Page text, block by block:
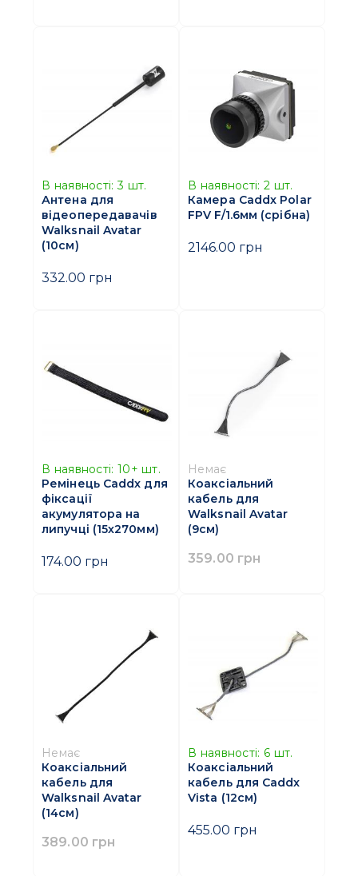
В наявності: 3 шт.
Антена для
відеопередавачів
Walksnail Avatar
(10см)
332.00 грн
В наявності: 2 шт.
Камера Caddx Polar
FPV F/1.6мм (срібна)
2146.00 грн
В наявності: 10+ шт.
Ремінець Caddx для
фіксації
акумулятора на
липучці (15х270мм)
174.00 грн
Немає
Коаксіальний
кабель для
Walksnail Avatar
(9см)
359.00 грн
Немає
Коаксіальний
кабель для
Walksnail Avatar
(14см)
389.00 грн
В наявності: 6 шт.
Коаксіальний
кабель для Caddx
Vista (12см)
455.00 грн